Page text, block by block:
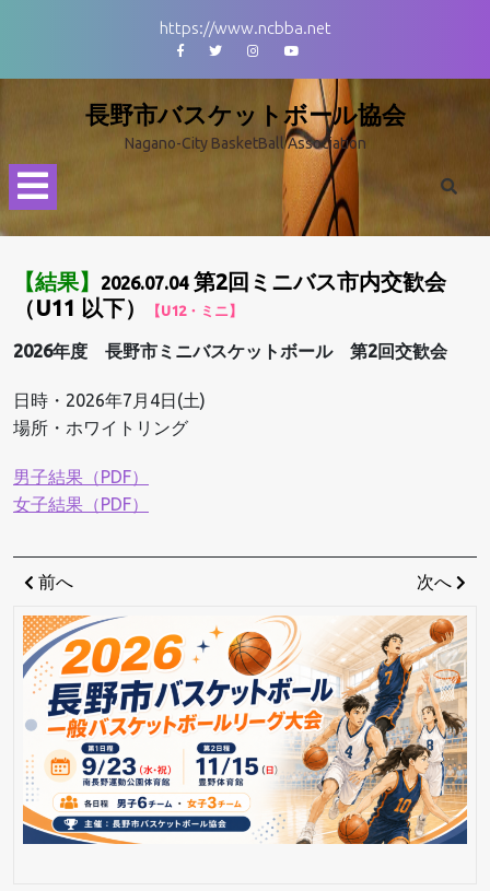
https://www.ncbba.net
FacebookTwitterInstagram
長野市バスケットボール協会
Nagano-City BasketBall Association
Open
Menu
【結果】 2026.07.04第2回ミニバス市内交歓会
（U11 以下）
【U12・ミニ】
2026年度 長野市ミニバスケットボール 第2回交歓会
日時・2026年7月4日(土)
場所・ホワイトリング
男子結果（PDF）
女子結果（PDF）
投
ナ
ビ
ゲ
ー
シ
ョ
ン
前へ 次へ